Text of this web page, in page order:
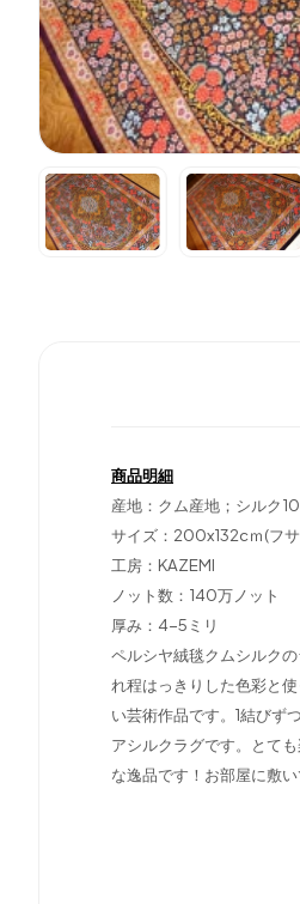
商品明細
産地：クム産地；シルク
サイズ：200x132cｍ(フサ
工房：KAZEMI
ノット数：140万ノット
厚み：4-5ミリ
ペルシヤ絨毯クムシルク
れ程はっきりした色彩と
い芸術作品です。1結びず
アシルクラグです。とて
な逸品です！お部屋に敷